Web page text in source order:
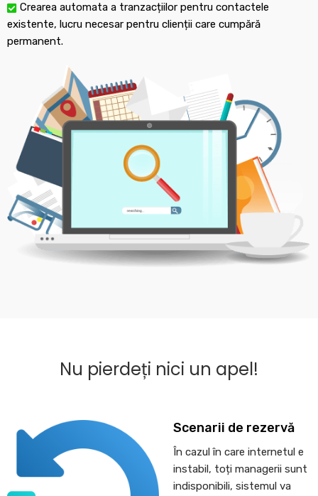
Crearea automata a tranzacțiilor pentru contactele
existente, lucru necesar pentru clienții care cumpără
permanent.
Nu pierdeți nici un apel!
Scenarii de rezervă
În cazul în care internetul e
instabil, toți managerii sunt
indisponibili, sistemul va